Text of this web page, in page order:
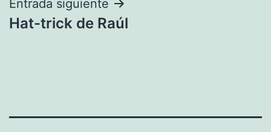
Entrada siguiente
Hat-trick de Raúl